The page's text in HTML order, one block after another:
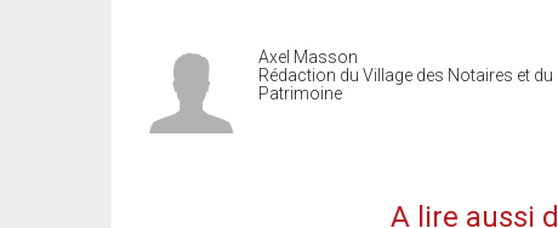
Axel Masson
Rédaction du Village des Notaires et du
Patrimoine
A lire aussi